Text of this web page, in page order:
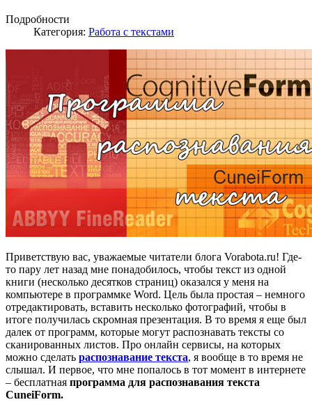
Подробности
Категория: Работа с текстами
Приветствую вас, уважаемые читатели блога Vorabota.ru! Где-
то пару лет назад мне понадобилось, чтобы текст из одной
книги (несколько десятков страниц) оказался у меня на
компьютере в программке Word. Цель была простая – немного
отредактировать, вставить несколько фотографий, чтобы в
итоге получилась скромная презентация. В то время я еще был
далек от программ, которые могут распознавать тексты со
сканированных листов. Про онлайн сервисы, на которых
можно сделать распознавание текста, я вообще в то время не
слышал. И первое, что мне попалось в тот момент в интернете
– бесплатная программа для распознавания текста
CuneiForm.